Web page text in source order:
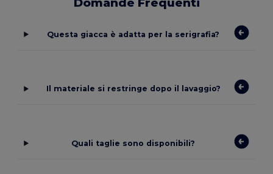
Questa giacca è adatta per la serigrafia?
Il materiale si restringe dopo il lavaggio?
Quali taglie sono disponibili?